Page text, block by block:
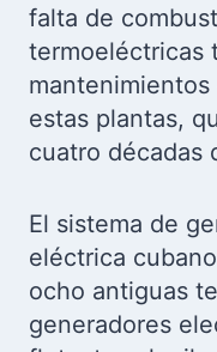
falta de
termoeléctricas
estas plantas,
cuatro décadas
El sistema de
eléctrica
ocho antiguas
generadores